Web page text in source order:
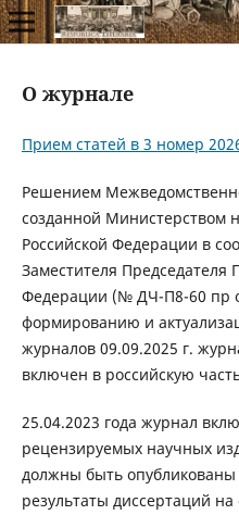
О журнале
Прием статей в 3 номер
Решением
созданной Министерством
Российской Федерации в
Заместителя Председателя
Федерации (№ ДЧ-П8-60 пр
формированию и
журналов 09.09.2025 г.
включен в российскую
25.04.2023 года журнал
рецензируемых научных
должны быть
результаты диссертаций